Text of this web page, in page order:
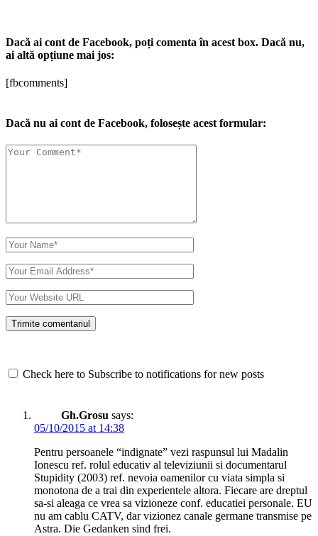
Dacă ai cont de Facebook, poți comenta în acest box. Dacă nu,
ai altă opțiune mai jos:
[fbcomments]
Dacă nu ai cont de Facebook, folosește acest formular:
Check here to Subscribe to notifications for new posts
Gh.Grosu says:
05/10/2015 at 14:38
Pentru persoanele “indignate” vezi raspunsul lui Madalin
Ionescu ref. rolul educativ al televiziunii si documentarul
Stupidity (2003) ref. nevoia oamenilor cu viata simpla si
monotona de a trai din experientele altora. Fiecare are dreptul
sa-si aleaga ce vrea sa vizioneze conf. educatiei personale. EU
nu am cablu CATV, dar vizionez canale germane transmise pe
Astra. Die Gedanken sind frei.